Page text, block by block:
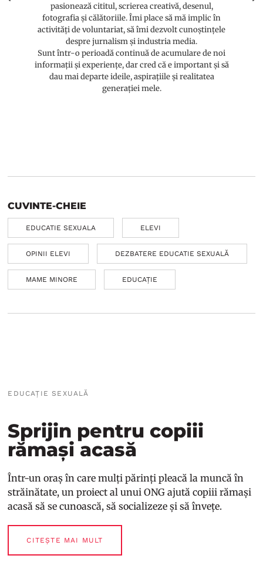
pasionează cititul, scrierea creativă, desenul,
fotografia și călătoriile. Îmi place să mă implic în
activități de voluntariat, să îmi dezvolt cunoștințele
despre jurnalism și industria media.
Sunt într-o perioadă continuă de acumulare de noi
informații și experiențe, dar cred că e important și să
dau mai departe ideile, aspirațiile și realitatea
generației mele.
CUVINTE-CHEIE
EDUCATIE SEXUALA ELEVI
OPINII ELEVI DEZBATERE EDUCATIE SEXUALĂ
MAME MINORE EDUCAȚIE
EDUCAȚIE SEXUALĂ
Sprijin pentru copiii
rămași acasă
Într-un oraș în care mulți părinți pleacă la muncă în
străinătate, un proiect al unui ONG ajută copiii rămași
acasă să se cunoască, să socializeze și să învețe.
CITEȘTE MAI MULT